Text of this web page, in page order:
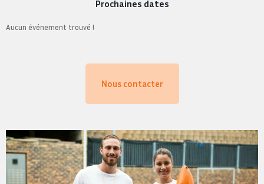
Prochaines dates
Aucun événement trouvé !
Nous contacter